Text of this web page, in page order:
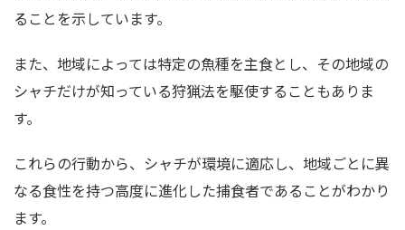
ることを示しています。
また、地域によっては特定の魚種を主食とし、その地域の
シャチだけが知っている狩猟法を駆使することもありま
す。
これらの行動から、シャチが環境に適応し、地域ごとに異
なる食性を持つ高度に進化した捕食者であることがわかり
ます。